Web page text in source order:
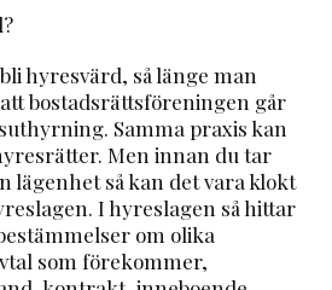
hyresvärd, så länge man
bostadsrättsföreningen går
Samma praxis kan
Men innan du tar
lägenhet så kan det vara klokt
I hyreslagen så hittar
om olika
som förekommer,